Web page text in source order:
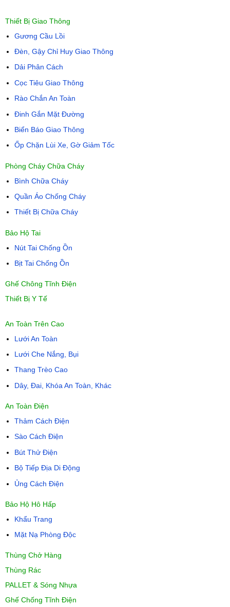
Thiết Bị Giao Thông
Gương Cầu Lồi
Đèn, Gậy Chỉ Huy Giao Thông
Dải Phân Cách
Cọc Tiêu Giao Thông
Rào Chắn An Toàn
Đinh Gắn Mặt Đường
Biển Báo Giao Thông
Ốp Chặn Lùi Xe, Gờ Giảm Tốc
Phòng Cháy Chữa Cháy
Bình Chữa Cháy
Quần Áo Chống Cháy
Thiết Bị Chữa Cháy
Bảo Hộ Tai
Nút Tai Chống Ồn
Bịt Tai Chống Ồn
Ghế Chông Tĩnh Điện
Thiết Bị Y Tế
An Toàn Trên Cao
Lưới An Toàn
Lưới Che Nắng, Bụi
Thang Trèo Cao
Dây, Đai, Khóa An Toàn, Khác
An Toàn Điện
Thảm Cách Điện
Sào Cách Điện
Bút Thử Điện
Bộ Tiếp Địa Di Động
Ủng Cách Điện
Bảo Hộ Hô Hấp
Khẩu Trang
Mặt Nạ Phòng Độc
Thùng Chở Hàng
Thùng Rác
PALLET & Sóng Nhựa
Ghế Chống Tĩnh Điện